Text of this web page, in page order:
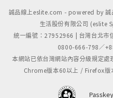
誠品線上eslite.com - powered by
生活股份有限公司
統一編號：27952966 | 台灣台北市
0800-666-798／
本網站已依台灣網站內容分級規定
Chrome版本60以上 / Firefox